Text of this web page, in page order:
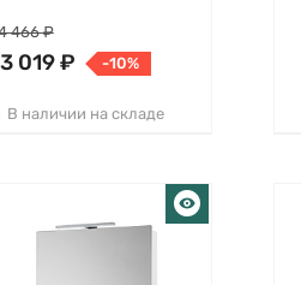
019 ₽
466 ₽
-10%
В наличии на складе